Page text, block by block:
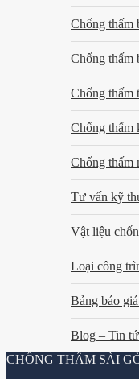
Chống thấm
Chống thấm
Chống thấm
Chống thấm
Chống thấm
Tư vấn kỹ
Vật liệu
Loại công
Bảng báo
Blog – Tin
CHỐNG THẤM SÀI